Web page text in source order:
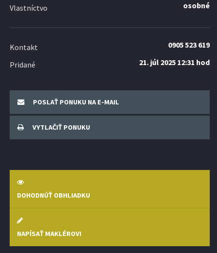
Vlastníctvo osobné
Kontakt 0905 523 619
Pridané 21. júl 2025 12:31 hod
POSLAŤ PONUKU NA E-MAIL
VYTLAČIŤ PONUKU
DOHODNÚŤ OBHLIADKU
NAPÍSAŤ MAKLÉROVI